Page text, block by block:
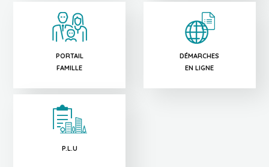
PORTAIL
FAMILLE
DÉMARCHES
EN LIGNE
P.L.U